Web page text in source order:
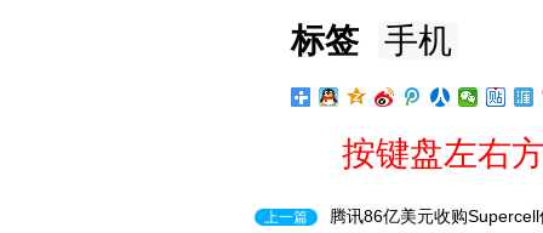
标签
手机
按键盘左右
上一篇 腾讯86亿美元收购